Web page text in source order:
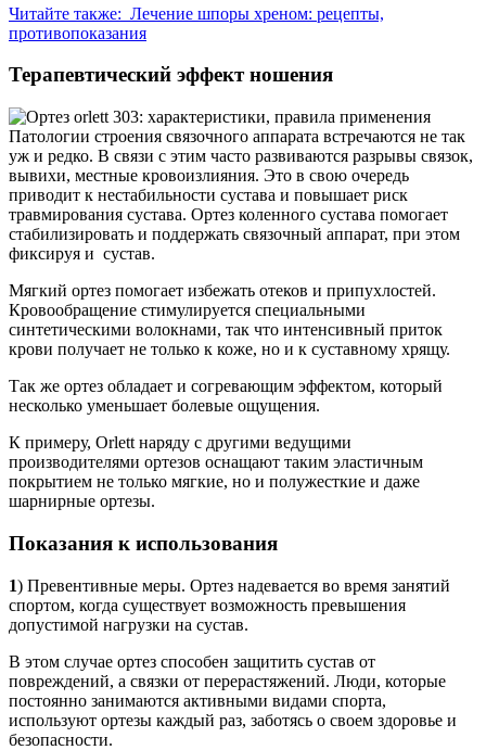
Читайте также: Лечение шпоры хреном: рецепты,
противопоказания
Терапевтический эффект ношения
Патологии строения связочного аппарата встречаются не так
уж и редко. В связи с этим часто развиваются разрывы связок,
вывихи, местные кровоизлияния. Это в свою очередь
приводит к нестабильности сустава и повышает риск
травмирования сустава. Ортез коленного сустава помогает
стабилизировать и поддержать связочный аппарат, при этом
фиксируя и сустав.
Мягкий ортез помогает избежать отеков и припухлостей.
Кровообращение стимулируется специальными
синтетическими волокнами, так что интенсивный приток
крови получает не только к коже, но и к суставному хрящу.
Так же ортез обладает и согревающим эффектом, который
несколько уменьшает болевые ощущения.
К примеру, Orlett наряду с другими ведущими
производителями ортезов оснащают таким эластичным
покрытием не только мягкие, но и полужесткие и даже
шарнирные ортезы.
Показания к использования
1) Превентивные меры. Ортез надевается во время занятий
спортом, когда существует возможность превышения
допустимой нагрузки на сустав.
В этом случае ортез способен защитить сустав от
повреждений, а связки от перерастяжений. Люди, которые
постоянно занимаются активными видами спорта,
используют ортезы каждый раз, заботясь о своем здоровье и
безопасности.